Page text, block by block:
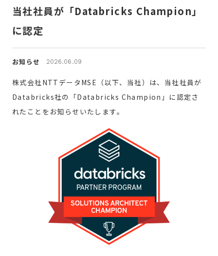
当社社員が「Databricks Champion」
に認定
お知らせ 2026.06.09
株式会社NTTデータMSE（以下、当社）は、当社社員が
Databricks社の「Databricks Champion」に認定さ
れたことをお知らせいたします。